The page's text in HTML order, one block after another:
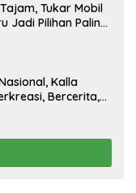
Tukar Mobil
Jadi Pilihan Paling
Kalla
Bercerita,